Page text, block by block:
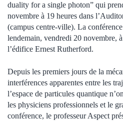
duality for a single photon” qui
novembre à 19 heures dans
(campus centre-ville). La
lendemain, vendredi 20 novembre,
l’édifice Ernest Rutherford.
Depuis les premiers jours de la
interférences apparentes entre les
l’espace de particules quantique
les physiciens professionnels et le
conférence, le professeur Aspect